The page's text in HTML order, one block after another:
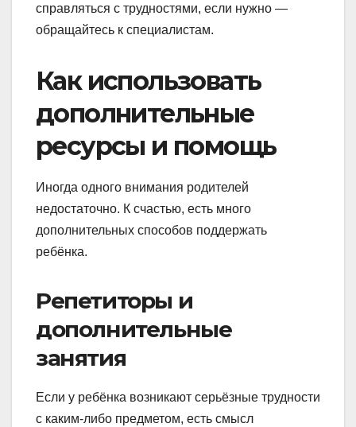
справляться с трудностями, если нужно —
обращайтесь к специалистам.
Как использовать
дополнительные
ресурсы и помощь
Иногда одного внимания родителей
недостаточно. К счастью, есть много
дополнительных способов поддержать
ребёнка.
Репетиторы и
дополнительные
занятия
Если у ребёнка возникают серьёзные трудности
с каким-либо предметом, есть смысл